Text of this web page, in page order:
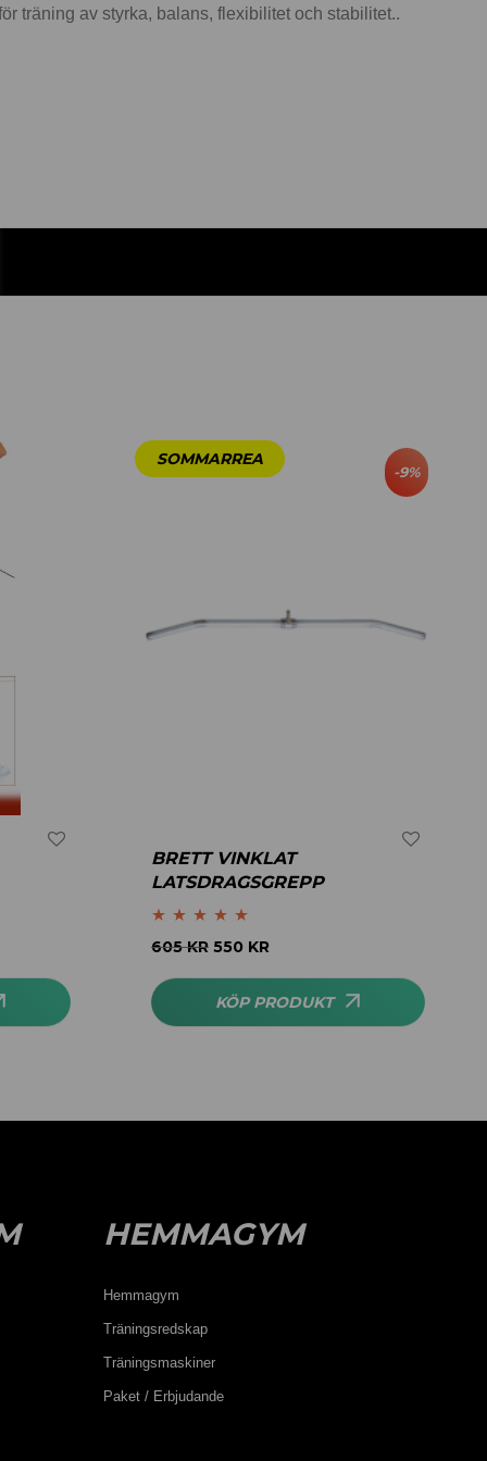
träning av styrka, balans, flexibilitet och stabilitet..
-9%
BRETT VINKLAT
LATSDRAGSGREPP
Betygsatt 5.00
605KR 550 KR
KÖP PRODUKT
HEMMAGYM
Hemmagym
Träningsredskap
Träningsmaskiner
Paket / Erbjudande